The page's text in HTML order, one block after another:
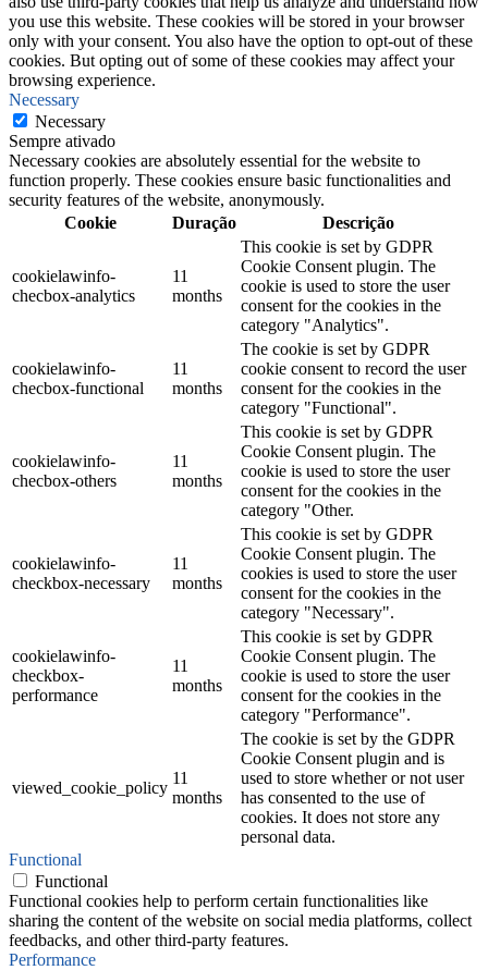
you use this website. These cookies will be stored in your browser
only with your consent. You also have the option to opt-out of these
cookies. But opting out of some of these cookies may affect your
browsing experience.
Necessary
Necessary
Sempre ativado
Necessary cookies are absolutely essential for the website to
function properly. These cookies ensure basic functionalities and
security features of the website, anonymously.
Cookie
Duração Descrição
cookielawinfo-
checbox-analytics
11
months
This cookie is set by GDPR
Cookie Consent plugin. The
cookie is used to store the user
consent for the cookies in the
category "Analytics".
cookielawinfo-
checbox-functional
11
months
The cookie is set by GDPR
cookie consent to record the user
consent for the cookies in the
category "Functional".
cookielawinfo-
checbox-others
11
months
This cookie is set by GDPR
Cookie Consent plugin. The
cookie is used to store the user
consent for the cookies in the
category "Other.
cookielawinfo-
checkbox-necessary
11
months
This cookie is set by GDPR
Cookie Consent plugin. The
cookies is used to store the user
consent for the cookies in the
category "Necessary".
cookielawinfo-
checkbox-
performance
11
months
This cookie is set by GDPR
Cookie Consent plugin. The
cookie is used to store the user
consent for the cookies in the
category "Performance".
viewed_cookie_policy
11
months
The cookie is set by the GDPR
Cookie Consent plugin and is
used to store whether or not user
has consented to the use of
cookies. It does not store any
personal data.
Functional
Functional
Functional cookies help to perform certain functionalities like
sharing the content of the website on social media platforms, collect
feedbacks, and other third-party features.
Performance